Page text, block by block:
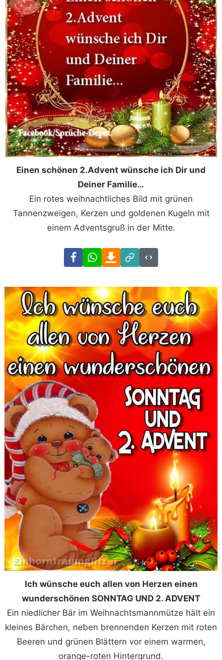
Einen schönen 2.Advent wünsche ich Dir und
Deiner Familie…
Ein rotes weihnachtliches Bild mit grünen
Tannenzweigen, Kerzen und goldenen Kugeln mit
einem Adventsgruß in der Mitte.
FacebookWhatsAppDownload
Link
Code
Ich wünsche euch allen von Herzen einen
wunderschönen SONNTAG UND 2. ADVENT
Ein niedlicher Bär im Weihnachtsmannmütze hält ein
kleines Bärchen, neben brennenden Kerzen mit roten
Beeren und grünen Blättern vor einem warmen,
orange-roten Hintergrund.